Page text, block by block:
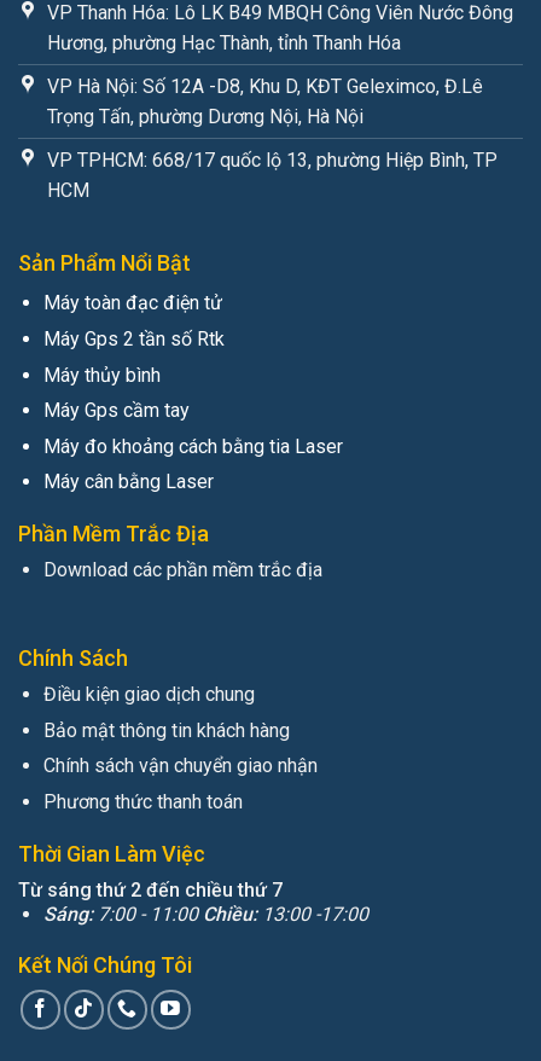
VP Thanh Hóa: Lô LK B49 MBQH Công Viên Nước Đông
Hương, phường Hạc Thành, tỉnh Thanh Hóa
VP Hà Nội: Số 12A -D8, Khu D, KĐT Geleximco, Đ.Lê
Trọng Tấn, phường Dương Nội, Hà Nội
VP TPHCM: 668/17 quốc lộ 13, phường Hiệp Bình, TP
HCM
Sản Phẩm Nổi Bật
Máy toàn đạc điện tử
Máy Gps 2 tần số Rtk
Máy thủy bình
Máy Gps cầm tay
Máy đo khoảng cách bằng tia Laser
Máy cân bằng Laser
Phần Mềm Trắc Địa
Download các phần mềm trắc địa
Chính Sách
Điều kiện giao dịch chung
Bảo mật thông tin khách hàng
Chính sách vận chuyển giao nhận
Phương thức thanh toán
Thời Gian Làm Việc
Từ sáng thứ 2 đến chiều thứ 7
Sáng: 7:00 - 11:00 Chiều: 13:00 -17:00
Kết Nối Chúng Tôi